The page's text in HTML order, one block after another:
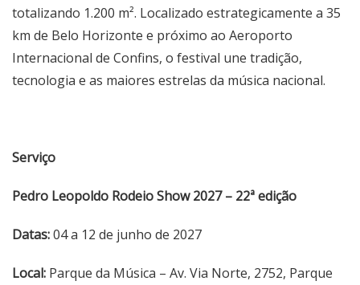
totalizando 1.200 m². Localizado estrategicamente a 35
km de Belo Horizonte e próximo ao Aeroporto
Internacional de Confins, o festival une tradição,
tecnologia e as maiores estrelas da música nacional.
Serviço
Pedro Leopoldo Rodeio Show 2027 – 22ª edição
Datas:04 a 12 de junho de 2027
Local: Parque da Música – Av. Via Norte, 2752, Parque